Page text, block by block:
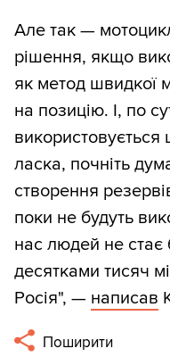
Але так —
рішення, якщо
як метод швидкої
на позицію. І, по
ласка, почніть
створення
поки не будуть
нас людей не стає
десятками тисяч
Росія", — написав
Поширити